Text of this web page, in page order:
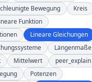
Bewegung
Kreis
Funktion
Lineare Gleichungen
Längenmaße
Mittelwert
peer_explain
Potenzen